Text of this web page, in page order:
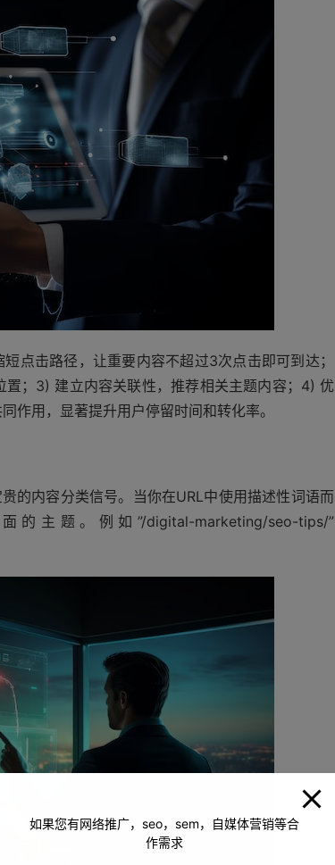
点击路径，让重要内容不超过3次点击即可到达；
；3) 建立内容关联性，推荐相关主题内容；4) 优
作用，显著提升用户停留时间和转化率。
的内容分类信号。当你在URL中使用描述性词语而
主题。例如”/digital-marketing/seo-tips/”
如果您有网络推广，seo，sem，自媒体营销等合
作需求